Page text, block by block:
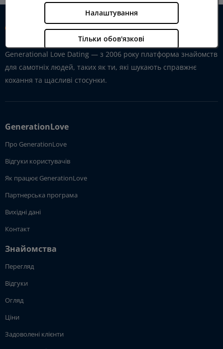
Generational Love Dating — з 2006 року платформа знайомств
для самотніх людей, таких як ти, які шукають справжнє
кохання та щасливі стосунки.
GenerationLove
Про GenerationLove
Відгуки користувачів
Як працює GenerationLove
Партнерська програма
Вихідні дані
Контакт
Знайомства
Перегляд
Відгуки
Огляд
Ціни
Задоволені клієнти
Тільки обов'язкові
Налаштування
Захист даних
Вихідні дані